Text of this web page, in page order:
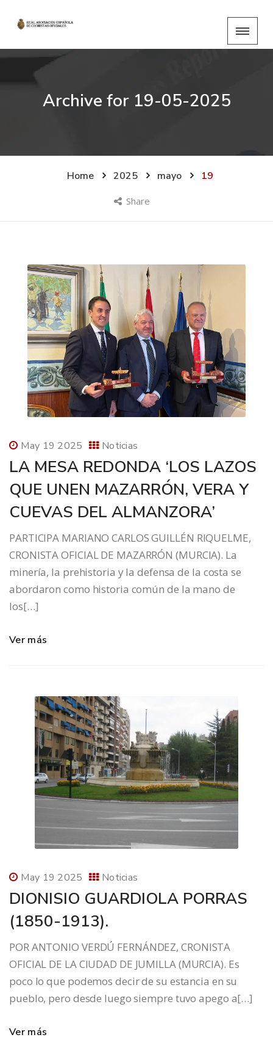
Archive for 19-05-2025
Home 2025 mayo 19
Share
May 19 2025 Noticias
LA MESA REDONDA ‘LOS LAZOS
QUE UNEN MAZARRÓN, VERA Y
CUEVAS DEL ALMANZORA’
PARTICIPA MARIANO CARLOS GUILLÉN RIQUELME,
CRONISTA OFICIAL DE MAZARRÓN (MURCIA). La
minería, la prehistoria y la defensa de la costa se
abordaron como historia común de la mano de
los[…]
Ver más
May 19 2025 Noticias
DIONISIO GUARDIOLA PORRAS
(1850-1913).
POR ANTONIO VERDÚ FERNÁNDEZ, CRONISTA
OFICIAL DE LA CIUDAD DE JUMILLA (MURCIA). Es
poco lo que podemos decir de su estancia en su
pueblo, pero desde luego siempre tuvo apego a[…]
Ver más